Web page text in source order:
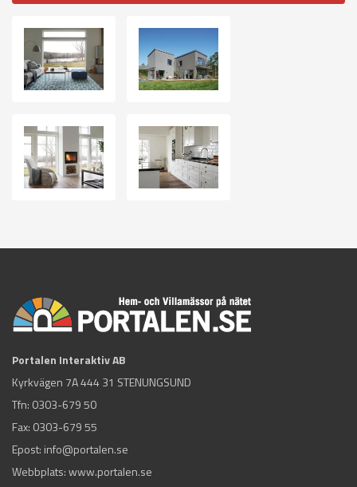
Portalen Interaktiv AB
Kyrkvägen 7A 444 31 STENUNGSUND
Tfn: 0303-679 50
Fax: 0303-679 55
Epost: info@portalen.se
Webbplats: www.portalen.se